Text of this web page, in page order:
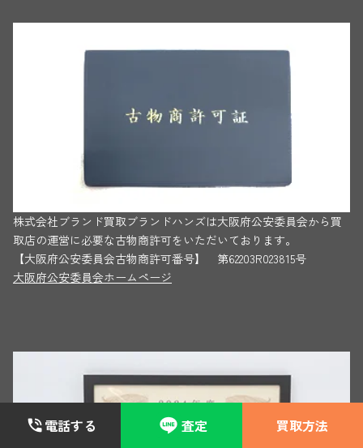
電話する 査定 買取方法
株式会社ブランド買取ブランドハンズは大阪府公安委員会から買
取店の運営に必要な古物商許可をいただいております。
【大阪府公安委員会古物商許可番号】 第62203R023815号
大阪府公安委員会ホームページ